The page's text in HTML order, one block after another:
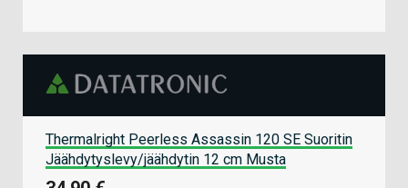
Thermalright Peerless Assassin 120 SE Suoritin
Jäähdytyslevy/jäähdytin 12 cm Musta